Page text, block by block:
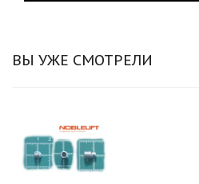
ВЫ УЖЕ СМОТРЕЛИ